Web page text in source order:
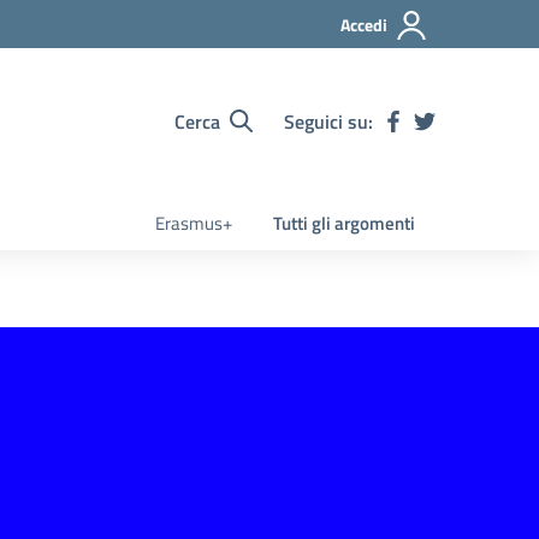
Accedi
Cerca Seguici su:
Erasmus+ Tutti gli argomenti